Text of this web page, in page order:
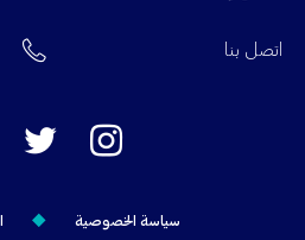
اتصل بنا​
سياسة الخصوصية